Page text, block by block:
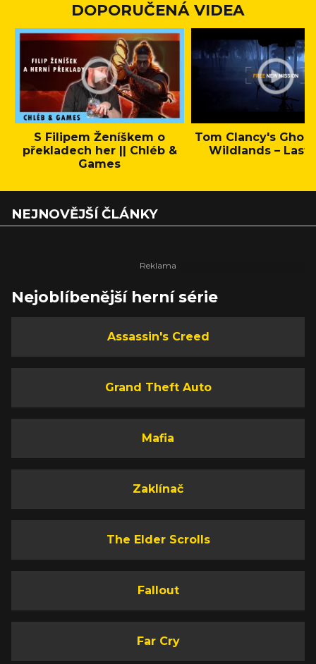
DOPORUČENÁ VIDEA
S Filipem Ženíškem o
překladech her || Chléb &
Games
Tom Clancy's
Wildlands – Last
NEJNOVĚJŠÍ ČLÁNKY
Nejoblíbenější herní série
Assassin's Creed
Grand Theft Auto
Mafia
Zaklínač
The Elder Scrolls
Fallout
Far Cry